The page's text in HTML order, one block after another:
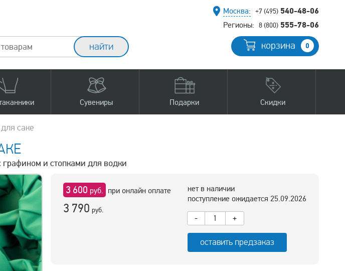
Москва: +7 (495) 540-48-06
Регионы: 8 (800) 555-78-06
корзина 0
Сувениры Подарки Скидки
саке
и стопками для водки
3 600 руб. при онлайн оплате
3 790 руб.
нет в наличии
поступление ожидается 25.09.2026
-
+
оставить предзаказ